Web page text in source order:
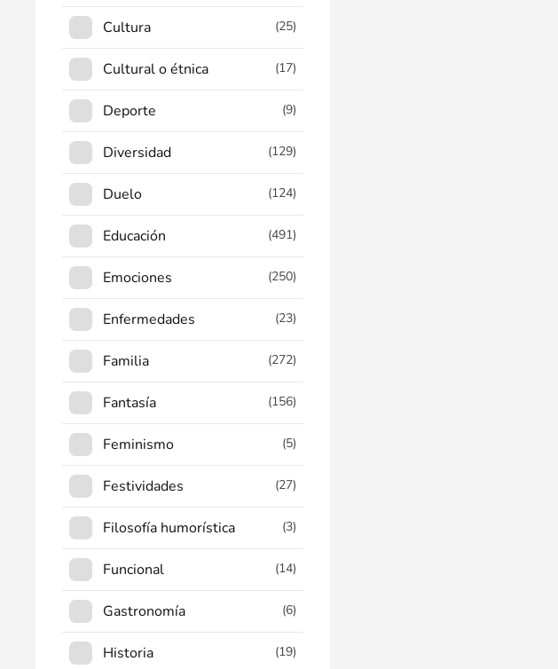
Cultura (25)
Cultural o étnica (17)
Deporte (9)
Diversidad (129)
Duelo (124)
Educación (491)
Emociones (250)
Enfermedades (23)
Familia (272)
Fantasía (156)
Feminismo (5)
Festividades (27)
Filosofía humorística (3)
Funcional (14)
Gastronomía (6)
Historia (19)